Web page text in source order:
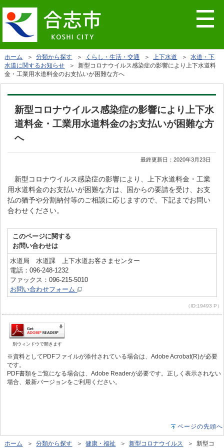
ホーム ＞分類から探す ＞ くらし・生活・交通 ＞上下水道 ＞水道・下
水道に関するお知らせ ＞ 新型コロナウイルス感染症の影響により上下水道料
金・工業用水道料金のお支払いが困難な方へ
新型コロナウイルス感染症の影響により上下水
道料金・工業用水道料金のお支払いが困難な方
へ
最終更新日：2020年3月23日
新型コロナウイルス感染症の影響により、上下水道料金・工業
用水道料金のお支払いが困難な方は、国からの要請を受け、お支
払の猶予や分割納付等のご相談に応じますので、下記までお問い
合わせください。
このページに関する
お問い合わせは
水道局 水道課 上下水道お客さまセンター
電話：096-248-1232
ファックス：096-215-5010
お問い合わせフォーム
（ID:19493 P）
別ウィンドウで開きます
※資料としてPDFファイルが添付されている場合は、Adobe Acrobat(R)が必要
です。
PDF書類をご覧になる場合は、Adobe Readerが必要です。正しく表示されない
場合、最新バージョンをご利用ください。
ページの先頭へ
ホーム ＞分類から探す ＞健康・福祉 ＞新型コロナウイルス ＞ 新型コ